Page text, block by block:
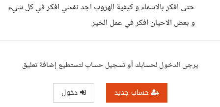
حتى افكر بالاسماء و كيفية الهروب اجد نفسي افكر في كل شيء
و بعض الاحيان افكر في عمل الخير
يرجى الدخول لحسابك أو تسجيل حساب لتستطيع إضافة تعليق
حساب جديد دخول